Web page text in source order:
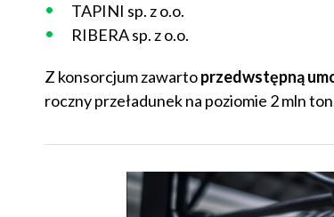
TAPINI sp. z o.o.
RIBERA sp. z o.o.
Z konsorcjum zawartoprzedwstępną
roczny przeładunek na poziomie 2 mln